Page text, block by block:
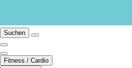
Suchen
Fitness / Cardio